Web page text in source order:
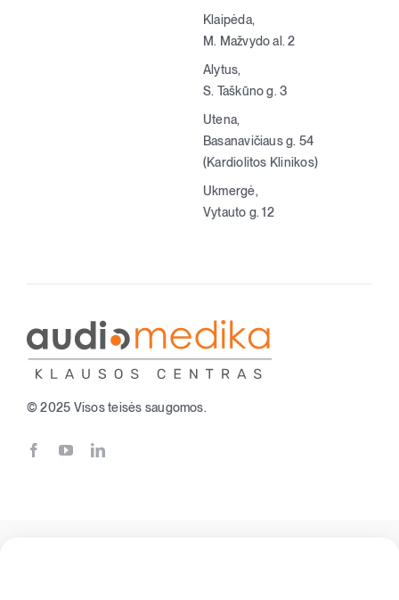
Klaipėda,
M. Mažvydo al. 2
Alytus,
S. Taškūno g. 3
Utena,
Basanavičiaus g. 54
(Kardiolitos Klinikos)
Ukmergė,
Vytauto g. 12
© 2025 Visos teisės saugomos.